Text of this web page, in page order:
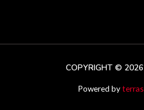
COPYRIGHT ©
Powered by